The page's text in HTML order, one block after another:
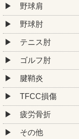
野球肩
野球肘
テニス肘
ゴルフ肘
腱鞘炎
TFCC損傷
疲労骨折
その他